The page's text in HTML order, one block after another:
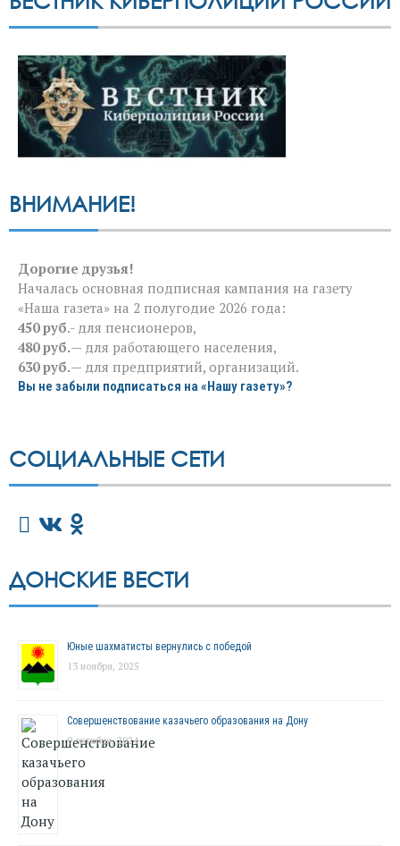
ВНИМАНИЕ!
Дорогие друзья!
Началась основная подписная кампания на газету
«Наша газета» на 2 полугодие 2026 года:
450 руб.- для пенсионеров,
480 руб.— для работающего населения,
630 руб.— для предприятий, организаций.
Вы не забыли подписаться на «Нашу газету»?
СОЦИАЛЬНЫЕ СЕТИ
ДОНСКИЕ ВЕСТИ
Юные шахматисты вернулись с победой
13 ноября, 2025
Совершенствование казачьего образования на Дону
9 октября, 2024